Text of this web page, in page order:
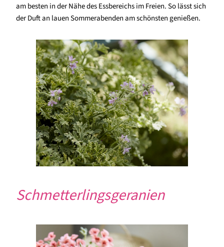
am besten in der Nähe des Essbereichs im Freien. So lässt sich
der Duft an lauen Sommerabenden am schönsten genießen.
Schmetterlingsgeranien